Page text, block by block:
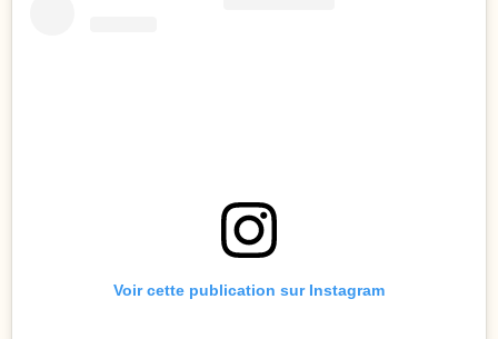
Voir cette publication sur Instagram